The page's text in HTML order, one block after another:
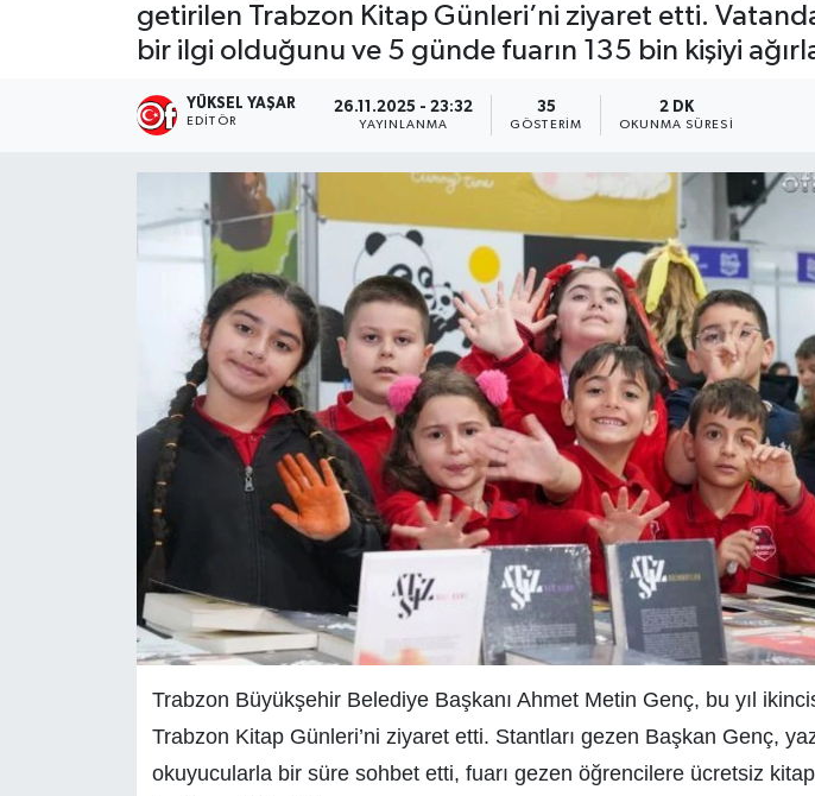
getirilen Trabzon Kitap Günleri’ni ziyaret etti.
bir ilgi olduğunu ve 5 günde fuarın 135 bin kişiyi
YÜKSEL YAŞAR
EDITÖR
26.11.2025 - 23:32
YAYINLANMA
35
GÖSTERIM
2 DK
OKUNMA SÜRESI
Trabzon Büyükşehir Belediye Başkanı Ahmet Metin Genç, bu yıl
Trabzon Kitap Günleri’ni ziyaret etti. Stantları gezen Başkan Genç,
okuyucularla bir süre sohbet etti, fuarı gezen öğrencilere ücretsiz
Tüm Manşetler
Haber Arşivi